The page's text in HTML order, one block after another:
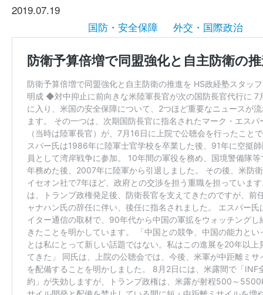
2019.07.19
国防・安全保障
外交・国際政治